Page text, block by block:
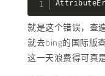
就是这个错误，查
就去bing的国际版
这一天浪费得可真